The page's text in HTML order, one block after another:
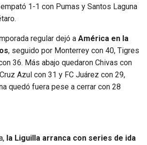
1-1 con Pumas y Santos Laguna
regular dejó a América en la
, seguido por Monterrey con 40, Tigres
36. Más abajo quedaron Chivas con
Azul con 31 y FC Juárez con 29,
quedó fuera pese a cerrar con 28
la Liguilla arranca con series de ida